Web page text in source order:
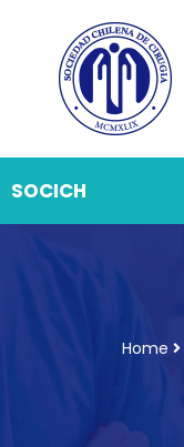
Home